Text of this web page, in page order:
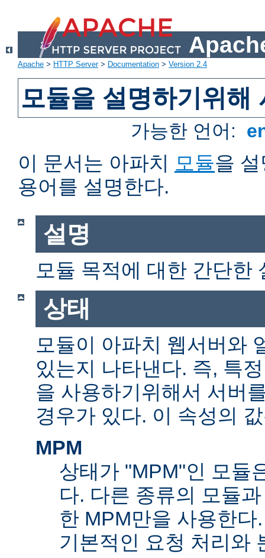
Apache > HTTP Server> Documentation > Version 2.4
모듈을 설명하기위해
가능한 언어:
이 문서는 아파치 모듈을
용어를 설명한다.
설명
모듈 목적에 대한 간단한
상태
모듈이 아파치 웹서버와
있는지 나타낸다. 즉, 특
을 사용하기위해서 서버
경우가 있다. 이 속성의
MPM
상태가 "MPM"인 모듈
다. 다른 종류의 모듈
한 MPM만을 사용한
기본적인 요청 처리와